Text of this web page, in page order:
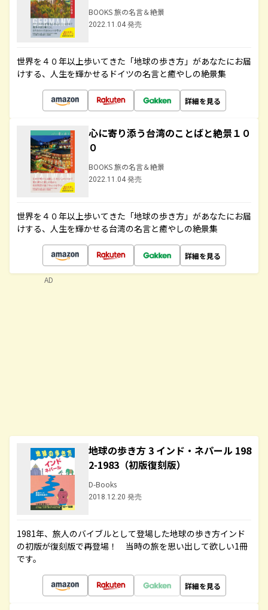
BOOKS 旅の名言＆絶景
2022.11.04 発売
世界を４０年以上歩いてきた「地球の歩き方」があなたにお届
けする、人生を輝かせるドイツの名言と癒やしの絶景集
詳細を見る
心に寄り添う台湾のことばと絶景１０
０
BOOKS 旅の名言＆絶景
2022.11.04 発売
世界を４０年以上歩いてきた「地球の歩き方」があなたにお届
けする、人生を輝かせる台湾の名言と癒やしの絶景集
詳細を見る
地球の歩き方 3 インド・ネパール 198
2-1983（初版復刻版）
D-Books
2018.12.20 発売
1981年、旅人のバイブルとして登場した地球の歩き方インド
の初版が復刻版で再登場！ 当時の旅を思い出して欲しい1冊
です。
詳細を見る
AD